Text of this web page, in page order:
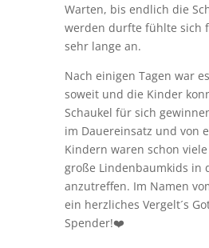
Warten, bis endlich die
werden durfte fühlte sich
sehr lange an.
Nach einigen Tagen war
soweit und die Kinder
Schaukel für sich
im Dauereinsatz und von
Kindern waren schon
große Lindenbaumkids in
anzutreffen. Im Namen
ein herzliches Vergelt´s
Spender!❤️